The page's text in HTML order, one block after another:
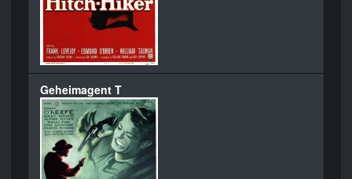
Geheimagent T